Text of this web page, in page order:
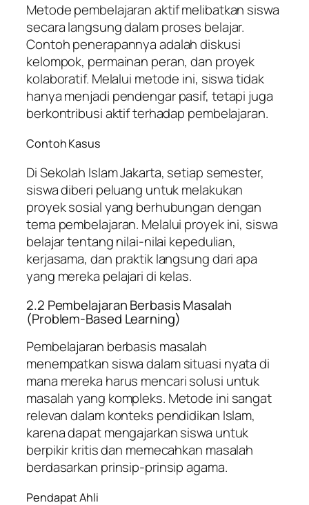
Metode pembelajaran aktif melibatkan siswa
secara langsung dalam proses belajar.
Contoh penerapannya adalah diskusi
kelompok, permainan peran, dan proyek
kolaboratif. Melalui metode ini, siswa tidak
hanya menjadi pendengar pasif, tetapi juga
berkontribusi aktif terhadap pembelajaran.
Contoh Kasus
Di Sekolah Islam Jakarta, setiap semester,
siswa diberi peluang untuk melakukan
proyek sosial yang berhubungan dengan
tema pembelajaran. Melalui proyek ini, siswa
belajar tentang nilai-nilai kepedulian,
kerjasama, dan praktik langsung dari apa
yang mereka pelajari di kelas.
2.2 Pembelajaran Berbasis Masalah
(Problem-Based Learning)
Pembelajaran berbasis masalah
menempatkan siswa dalam situasi nyata di
mana mereka harus mencari solusi untuk
masalah yang kompleks. Metode ini sangat
relevan dalam konteks pendidikan Islam,
karena dapat mengajarkan siswa untuk
berpikir kritis dan memecahkan masalah
berdasarkan prinsip-prinsip agama.
Pendapat Ahli